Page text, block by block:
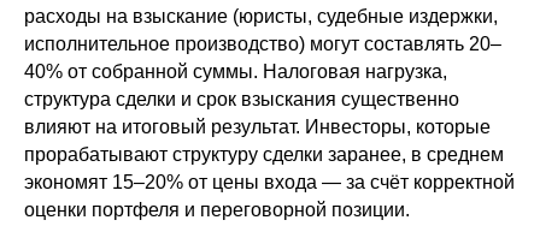
расходы на взыскание (юристы, судебные издержки,
исполнительное производство) могут составлять 20–
40% от собранной суммы. Налоговая нагрузка,
структура сделки и срок взыскания существенно
влияют на итоговый результат. Инвесторы, которые
прорабатывают структуру сделки заранее, в среднем
экономят 15–20% от цены входа — за счёт корректной
оценки портфеля и переговорной позиции.